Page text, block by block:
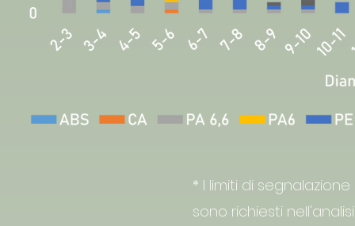
* I limiti di
sono richiesti